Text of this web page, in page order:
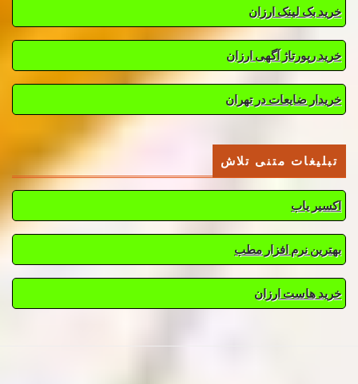
خرید بک لینک ارزان
خرید رپورتاژ آگهی ارزان
خریدار ضایعات در تهران
تبلیغات متنی تلاش
اکسیر یاب
بهترین نرم افزار مطب
خرید هاست ارزان